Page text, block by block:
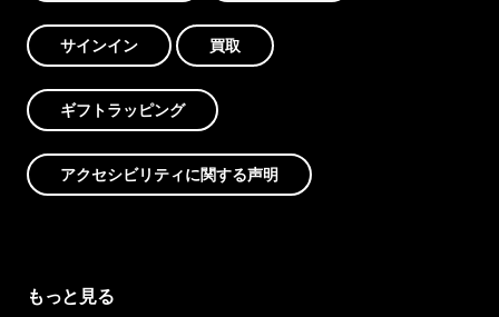
サインイン 買取
ギフトラッピング
アクセシビリティに関する声明
もっと見る